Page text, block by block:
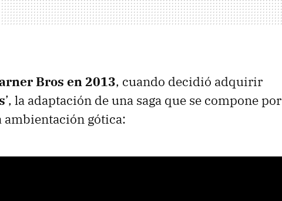
Bros en 2013, cuando decidió adquirir
’, la adaptación de una saga que se compone por
gótica: